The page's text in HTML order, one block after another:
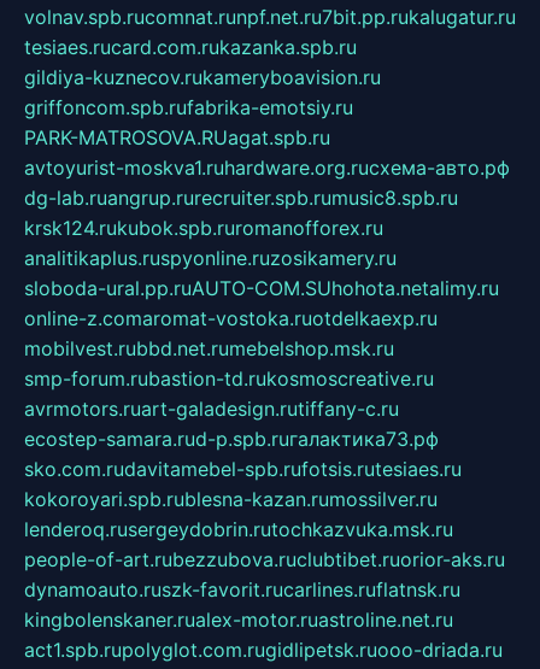
volnav.spb.rucomnat.runpf.net.ru7bit.pp.rukalugatur.ru
tesiaes.rucard.com.rukazanka.spb.ru
gildiya-kuznecov.rukameryboavision.ru
griffoncom.spb.rufabrika-emotsiy.ru
PARK-MATROSOVA.RUagat.spb.ru
avtoyurist-moskva1.ruhardware.org.ruсхема-авто.рф
dg-lab.ruangrup.rurecruiter.spb.rumusic8.spb.ru
krsk124.rukubok.spb.ruromanofforex.ru
analitikaplus.ruspyonline.ruzosikamery.ru
sloboda-ural.pp.ruAUTO-COM.SUhohota.netalimy.ru
online-z.comaromat-vostoka.ruotdelkaexp.ru
mobilvest.rubbd.net.rumebelshop.msk.ru
smp-forum.rubastion-td.rukosmoscreative.ru
avrmotors.ruart-galadesign.rutiffany-c.ru
ecostep-samara.rud-p.spb.ruгалактика73.рф
sko.com.rudavitamebel-spb.rufotsis.rutesiaes.ru
kokoroyari.spb.rublesna-kazan.rumossilver.ru
lenderoq.rusergeydobrin.rutochkazvuka.msk.ru
people-of-art.rubezzubova.ruclubtibet.ruorior-aks.ru
dynamoauto.ruszk-favorit.rucarlines.ruflatnsk.ru
kingbolenskaner.rualex-motor.ruastroline.net.ru
act1.spb.rupolyglot.com.rugidlipetsk.ruooo-driada.ru